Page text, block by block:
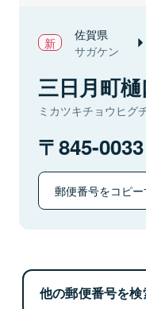
佐賀県
サガケン
三日月町樋
ミカツキチョウヒグ
845-0033
郵便番号をコピー
他の郵便番号を検